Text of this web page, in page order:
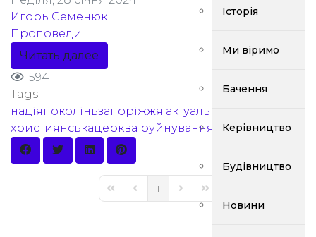
Історія
Ми віримо
Бачення
Керівництво
Будівництво
Новини
Игорь Семенюк
Проповеди
Читать далее
594
Tags:
надіяпоколіньзапоріжжя актуальне
християнськацерква руйнування
1